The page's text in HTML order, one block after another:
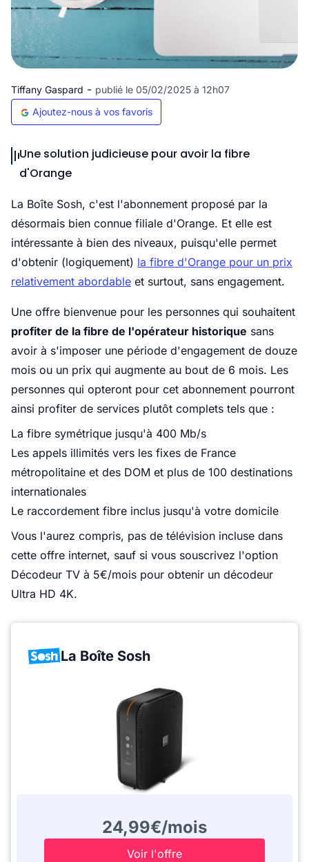
Tiffany Gaspard - publié le 05/02/2025 à 12h07
Ajoutez-nous à vos favoris
Une solution judicieuse pour avoir la fibre
d'Orange
La Boîte Sosh, c'est l'abonnement proposé par la
désormais bien connue filiale d'Orange. Et elle est
intéressante à bien des niveaux, puisqu'elle permet
d'obtenir (logiquement) la fibre d'Orange pour un prix
relativement abordable et surtout, sans engagement.
Une offre bienvenue pour les personnes qui souhaitent
profiter de la fibre de l'opérateur historique sans
avoir à s'imposer une période d'engagement de douze
mois ou un prix qui augmente au bout de 6 mois. Les
personnes qui opteront pour cet abonnement pourront
ainsi profiter de services plutôt complets tels que :
La fibre symétrique jusqu'à 400 Mb/s
Les appels illimités vers les fixes de France
métropolitaine et des DOM et plus de 100 destinations
internationales
Le raccordement fibre inclus jusqu'à votre domicile
Vous l'aurez compris, pas de télévision incluse dans
cette offre internet, sauf si vous souscrivez l'option
Décodeur TV à 5€/mois pour obtenir un décodeur
Ultra HD 4K.
La Boîte Sosh
24,99€/mois
Voir l'offre